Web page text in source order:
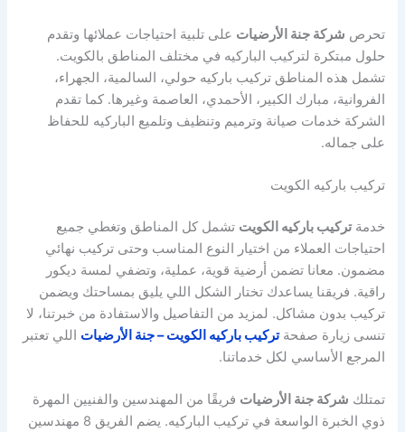
تحرص شركة جنة الأرضيات على تلبية احتياجات عملائها وتقدم
حلول مبتكرة لتركيب الباركيه في مختلف المناطق بالكويت.
تشمل هذه المناطق تركيب باركيه حولي، السالمية، الجهراء،
الفروانية، مبارك الكبير، الأحمدي، العاصمة وغيرها. كما تقدم
الشركة خدمات صيانة وترميم وتنظيف وتلميع الباركيه للحفاظ
على جماله.
تركيب باركيه الكويت
خدمةتركيب باركيه الكويت تشمل كل المناطق وتغطي جميع
احتياجات العملاء من اختيار النوع المناسب وحتى تركيب نهائي
مضمون. معانا تضمن أرضية قوية، عملية، وتضفي لمسة ديكور
راقية. فريقنا يساعدك تختار الشكل اللي يليق بمساحتك ويضمن
تركيب بدون مشاكل. لمزيد من التفاصيل والاستفادة من خبرتنا، لا
تنسى زيارة صفحةتركيب باركيه الكويت – جنة الأرضيات اللي تعتبر
المرجع الأساسي لكل خدماتنا.
تمتلك شركة جنة الأرضيات فريقًا من المهندسين والفنيين المهرة
ذوي الخبرة الواسعة في تركيب الباركيه. يضم الفريق 8 مهندسين